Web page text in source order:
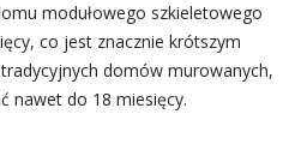
modułowego szkieletowego
co jest znacznie krótszym
domów murowanych,
nawet do 18 miesięcy.